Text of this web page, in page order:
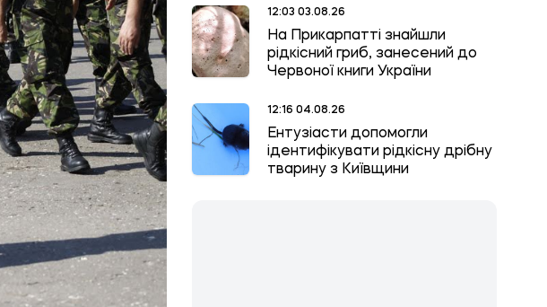
12:03 03.08.26
На Прикарпатті знайшли
рідкісний гриб, занесений до
Червоної книги України
12:16 04.08.26
Ентузіасти допомогли
ідентифікувати рідкісну дрібну
тварину з Київщини